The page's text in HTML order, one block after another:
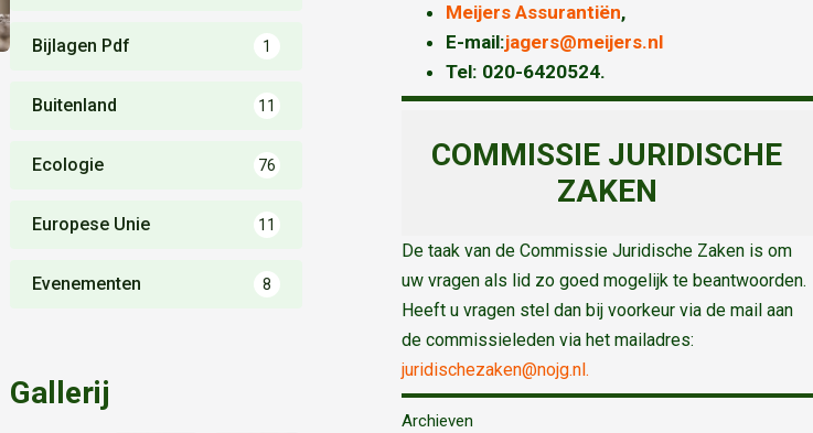
Bijlagen Pdf 1
Buitenland 11
Ecologie 76
Europese Unie 11
Evenementen 8
Gallerij
Meijers Assurantiën,
E-mail:jagers@meijers.nl
Tel: 020-6420524.
COMMISSIE JURIDISCHE
ZAKEN
De taak van de Commissie Juridische Zaken is om
uw vragen als lid zo goed mogelijk te beantwoorden.
Heeft u vragen stel dan bij voorkeur via de mail aan
de commissieleden via het mailadres:
juridischezaken@nojg.nl.
Archieven